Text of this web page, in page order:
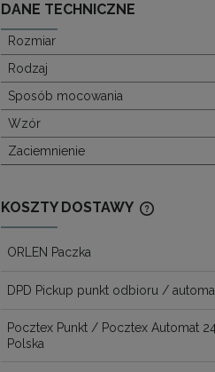
DANE TECHNICZNE
Rozmiar
Rodzaj
Sposób mocowania
Wzór
Zaciemnienie
KOSZTY DOSTAWY
CENA
ORLEN Paczka
DPD Pickup punkt odbioru /
Pocztex Punkt / Pocztex Automat
Polska